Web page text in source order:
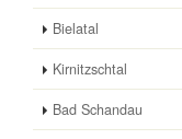
Bielatal
Kirnitzschtal
Bad Schandau